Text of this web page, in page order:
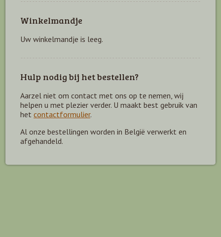
Winkelmandje
Uw winkelmandje is leeg.
Hulp nodig bij het bestellen?
Aarzel niet om contact met ons op te nemen, wij
helpen u met plezier verder. U maakt best gebruik van
het contactformulier.
Al onze bestellingen worden in België verwerkt en
afgehandeld.